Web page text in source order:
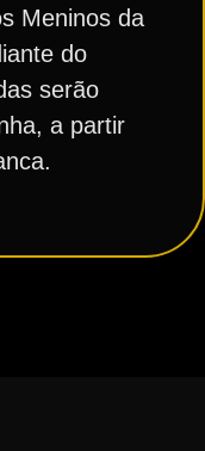
Meninos da
do
serão
a partir